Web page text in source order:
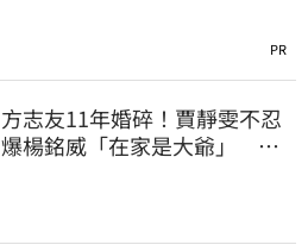
PR
方志友11年婚碎！賈靜雯不忍
爆楊銘威「在家是大爺」 洩